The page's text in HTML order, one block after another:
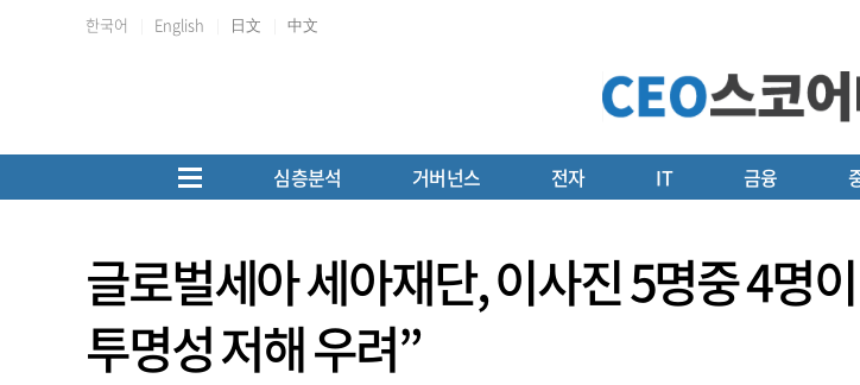
한국어 English 日文 中文
심층분석 거버넌스 전자 IT 금융
글로벌세아 세아재단, 이사진 5명중 4명
투명성 저해 우려”